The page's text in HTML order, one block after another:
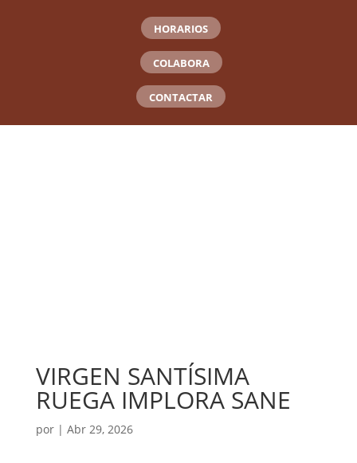
HORARIOS
COLABORA
CONTACTAR
VIRGEN SANTÍSIMA
RUEGA IMPLORA SANE
por | Abr 29, 2026